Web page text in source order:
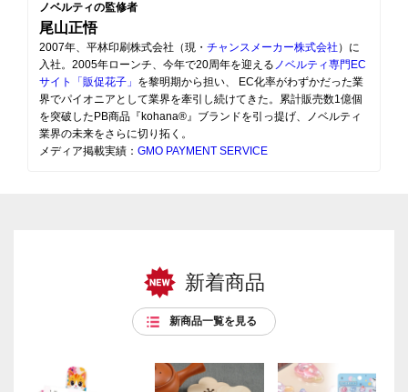
ノベルティの監修者
尾山正悟
2007年、平林印刷株式会社（現・ チャンスメーカー株式会社 ）に
入社。2005年ローンチ、今年で20周年を迎える ノベルティ専門EC
サイト「販促花子」 を黎明期から担い、 EC化率がわずかだった業
界でパイオニアとして業界を牽引し続けてきた。累計販売数1億個
を突破したPB商品『kohana®』ブランドを引っ提げ、ノベルティ
業界の未来をさらに切り拓く。
メディア掲載実績： GMO PAYMENT SERVICE
新着商品
新商品一覧を見る